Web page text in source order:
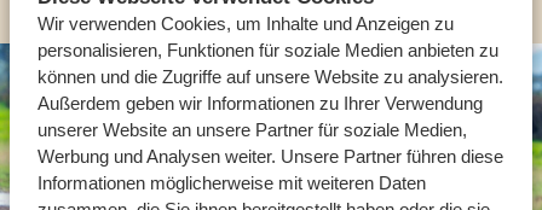
Wir verwenden Cookies, um Inhalte und Anzeigen zu
personalisieren, Funktionen für soziale Medien anbieten zu
können und die Zugriffe auf unsere Website zu analysieren.
Außerdem geben wir Informationen zu Ihrer Verwendung
unserer Website an unsere Partner für soziale Medien,
Werbung und Analysen weiter. Unsere Partner führen diese
Informationen möglicherweise mit weiteren Daten